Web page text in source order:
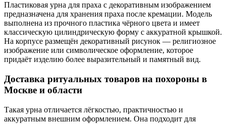
Пластиковая урна для праха с декоративным изображением
предназначена для хранения праха после кремации. Модель
выполнена из прочного пластика чёрного цвета и имеет
классическую цилиндрическую форму с аккуратной крышкой.
На корпусе размещён декоративный рисунок — религиозное
изображение или символическое оформление, которое
придаёт изделию более выразительный и памятный вид.
Доставка ритуальных товаров на похороны в
Москве и области
Такая урна отличается лёгкостью, практичностью и
аккуратным внешним оформлением. Она подходит для